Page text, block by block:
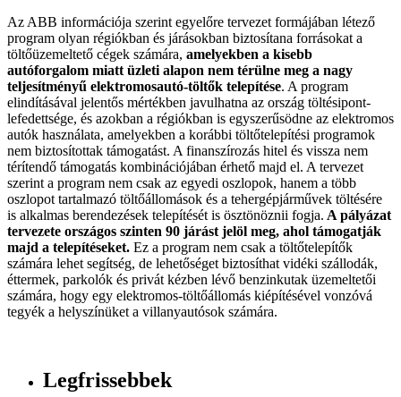
Az ABB információja szerint egyelőre tervezet formájában létező
program olyan régiókban és járásokban biztosítana forrásokat a
töltőüzemeltető cégek számára, amelyekben a kisebb
autóforgalom miatt üzleti alapon nem térülne meg a nagy
teljesítményű elektromosautó-töltők telepítése. A program
elindításával jelentős mértékben javulhatna az ország töltésipont-
lefedettsége, és azokban a régiókban is egyszerűsödne az elektromos
autók használata, amelyekben a korábbi töltőtelepítési programok
nem biztosítottak támogatást. A finanszírozás hitel és vissza nem
térítendő támogatás kombinációjában érhető majd el. A tervezet
szerint a program nem csak az egyedi oszlopok, hanem a több
oszlopot tartalmazó töltőállomások és a tehergépjárművek töltésére
is alkalmas berendezések telepítését is ösztönöznii fogja. A pályázat
tervezete országos szinten 90 járást jelöl meg, ahol támogatják
majd a telepítéseket. Ez a program nem csak a töltőtelepítők
számára lehet segítség, de lehetőséget biztosíthat vidéki szállodák,
éttermek, parkolók és privát kézben lévő benzinkutak üzemeltetői
számára, hogy egy elektromos-töltőállomás kiépítésével vonzóvá
tegyék a helyszínüket a villanyautósok számára.
Legfrissebbek